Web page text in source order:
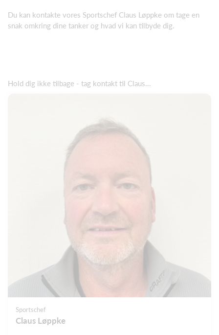
Du kan kontakte vores Sportschef Claus Løppke om tage en
snak omkring dine tanker og hvad vi kan tilbyde dig.
Hold dig ikke tilbage - tag kontakt til Claus...
Sportschef
Claus Løppke